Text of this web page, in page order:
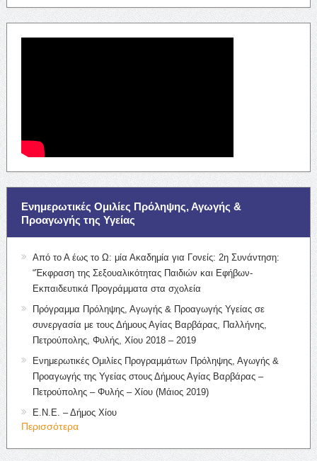
Ενημερωτικές Ομιλίες Πρόληψης, Αγωγής &
Προαγωγής της Υγείας
Από το Α έως το Ω: μία Ακαδημία για Γονείς: 2η Συνάντηση:
“Έκφραση της Σεξουαλικότητας Παιδιών και Εφήβων-
Εκπαιδευτικά Προγράμματα στα σχολεία
Πρόγραμμα Πρόληψης, Αγωγής & Προαγωγής Υγείας σε
συνεργασία με τους Δήμους Αγίας Βαρβάρας, Παλλήνης,
Πετρούπολης, Φυλής, Χίου 2018 – 2019
Ενημερωτικές Ομιλίες Προγραμμάτων Πρόληψης, Αγωγής &
Προαγωγής της Υγείας στους Δήμους Αγίας Βαρβάρας –
Πετρούπολης – Φυλής – Χίου (Μάιος 2019)
Ε.Ν.Ε. – Δήμος Χίου
Περισσότερα